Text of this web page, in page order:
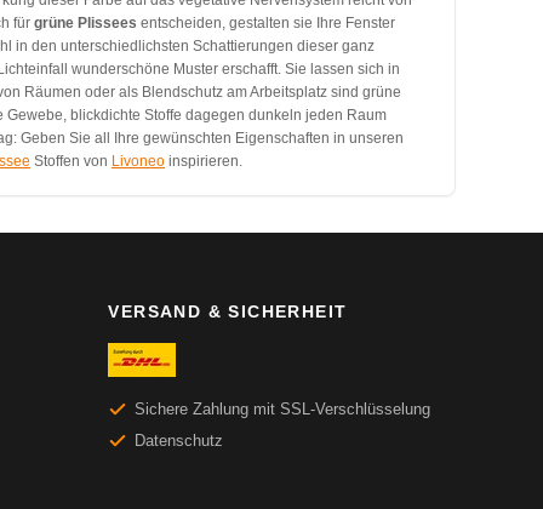
für grüne Plissees entscheiden, gestalten sie Ihre Fenster
in den unterschiedlichsten Schattierungen dieser ganz
wunderschöne Muster erschafft. Sie lassen sich in
Räumen oder als Blendschutz am Arbeitsplatz sind grüne
blickdichte Stoffe dagegen dunkeln jeden Raum
Geben Sie all Ihre gewünschten Eigenschaften in unseren
Stoffen von Livoneo inspirieren.
VERSAND & SICHERHEIT
Sichere Zahlung mit SSL-Verschlüsselung
Datenschutz